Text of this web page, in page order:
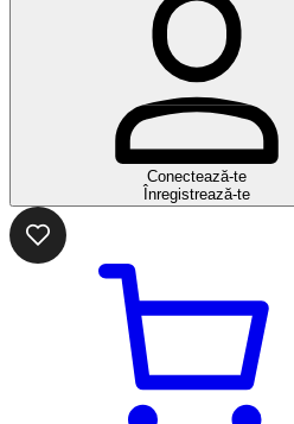
Conectează-te
Înregistrează-te